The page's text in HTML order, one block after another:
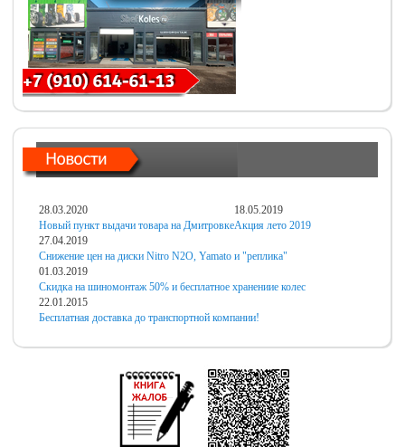
28.03.2020
Новый пункт выдачи товара на Дмитровке
18.05.2019
Акция лето 2019
27.04.2019
Снижение цен на диски Nitro N2O, Yamato и "реплика"
01.03.2019
Скидка на шиномонтаж 50% и бесплатное хранениие колес
22.01.2015
Бесплатная доставка до транспортной компании!